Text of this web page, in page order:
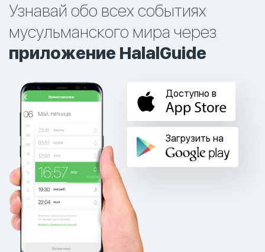
Узнавай обо всех событиях
мусульманского мира через
приложение HalalGuide
Доступно в
Загрузить на